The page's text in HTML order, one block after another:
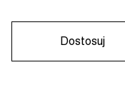
Dostosuj